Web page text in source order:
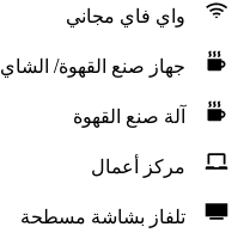
واي فاي مجاني
جهاز صنع القهوة/ الشاي
آلة صنع القهوة
مركز أعمال
تلفاز بشاشة مسطحة